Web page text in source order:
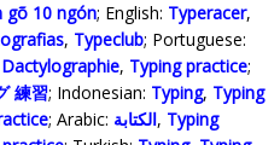
gõ 10 ngón; English: Typeracer,
, Typeclub; Portuguese:
Dactylographie, Typing practice;
練習; Indonesian: Typing, Typing
; Arabic: الكتابة, Typing